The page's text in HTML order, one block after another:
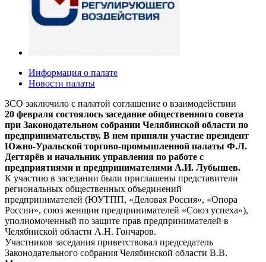
Информация о палате
Новости палаты
ЗСО заключило с палатой соглашение о взаимодействии
20 февраля состоялось заседание общественного совета
при Законодательном собрании Челябинской области по
предпринимательству. В нем приняли участие президент
Южно-Уральской торгово-промышленной палаты Ф.Л.
Дегтярёв и начальник управления по работе с
предприятиями и предпринимателями А.И. Лубышев.
К участию в заседании были приглашены представители
региональных общественных объединений
предпринимателей (ЮУТПП, «Деловая Россия», «Опора
России», союз женщин предпринимателей «Союз успеха»),
уполномоченный по защите прав предпринимателей в
Челябинской области А.Н. Гончаров.
Участников заседания приветствовал председатель
Законодательного собрания Челябинской области В.В.